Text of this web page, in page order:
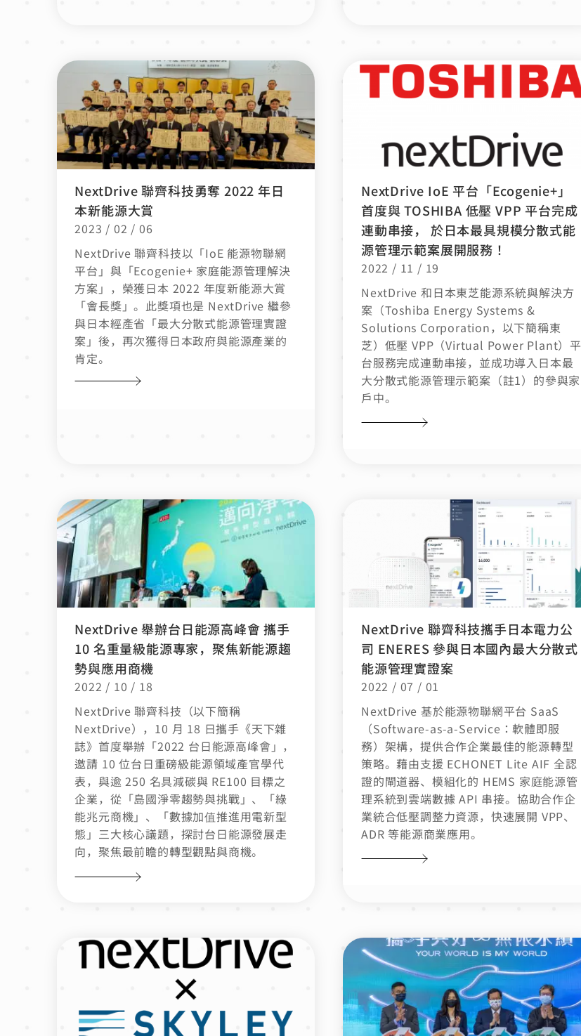
NextDrive 聯齊科技勇奪 2022 年日
本新能源大賞
2023 / 02 / 06
NextDrive 聯齊科技以「IoE 能源物聯網
平台」與「Ecogenie+ 家庭能源管理解決
方案」，榮獲日本 2022 年度新能源大賞
「會長獎」。此獎項也是 NextDrive 繼參
與日本經產省「最大分散式能源管理實證
案」後，再次獲得日本政府與能源產業的
肯定。
NextDrive IoE 平台「Ecogenie+」
首度與 TOSHIBA 低壓 VPP 平台完成
連動串接， 於日本最具規模分散式能
源管理示範案展開服務！
2022 / 11 / 19
NextDrive 和日本東芝能源系統與解決方
案（Toshiba Energy Systems &
Solutions Corporation，以下簡稱東
芝）低壓 VPP（Virtual Power Plant）平
台服務完成連動串接，並成功導入日本最
大分散式能源管理示範案（註1）的參與家
戶中。
NextDrive 舉辦台日能源高峰會 攜手
10 名重量級能源專家，聚焦新能源趨
勢與應用商機
2022 / 10 / 18
NextDrive 聯齊科技（以下簡稱
NextDrive），10 月 18 日攜手《天下雜
誌》首度舉辦「2022 台日能源高峰會」，
邀請 10 位台日重磅級能源領域產官學代
表，與逾 250 名具減碳與 RE100 目標之
企業，從「島國淨零趨勢與挑戰」、「綠
能兆元商機」、「數據加值推進用電新型
態」三大核心議題，探討台日能源發展走
向，聚焦最前瞻的轉型觀點與商機。
NextDrive 聯齊科技攜手日本電力公
司 ENERES 參與日本國內最大分散式
能源管理實證案
2022 / 07 / 01
NextDrive 基於能源物聯網平台 SaaS
（Software-as-a-Service：軟體即服
務）架構，提供合作企業最佳的能源轉型
策略。藉由支援 ECHONET Lite AIF 全認
證的閘道器、模組化的 HEMS 家庭能源管
理系統到雲端數據 API 串接。協助合作企
業統合低壓調整力資源，快速展開 VPP、
ADR 等能源商業應用。